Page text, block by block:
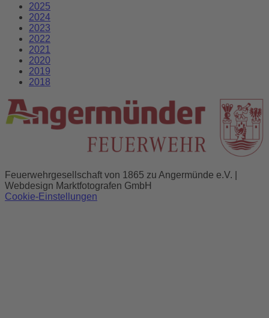
2025
2024
2023
2022
2021
2020
2019
2018
Feuerwehrgesellschaft von 1865 zu Angermünde e.V. |
Webdesign Marktfotografen GmbH
Cookie-Einstellungen